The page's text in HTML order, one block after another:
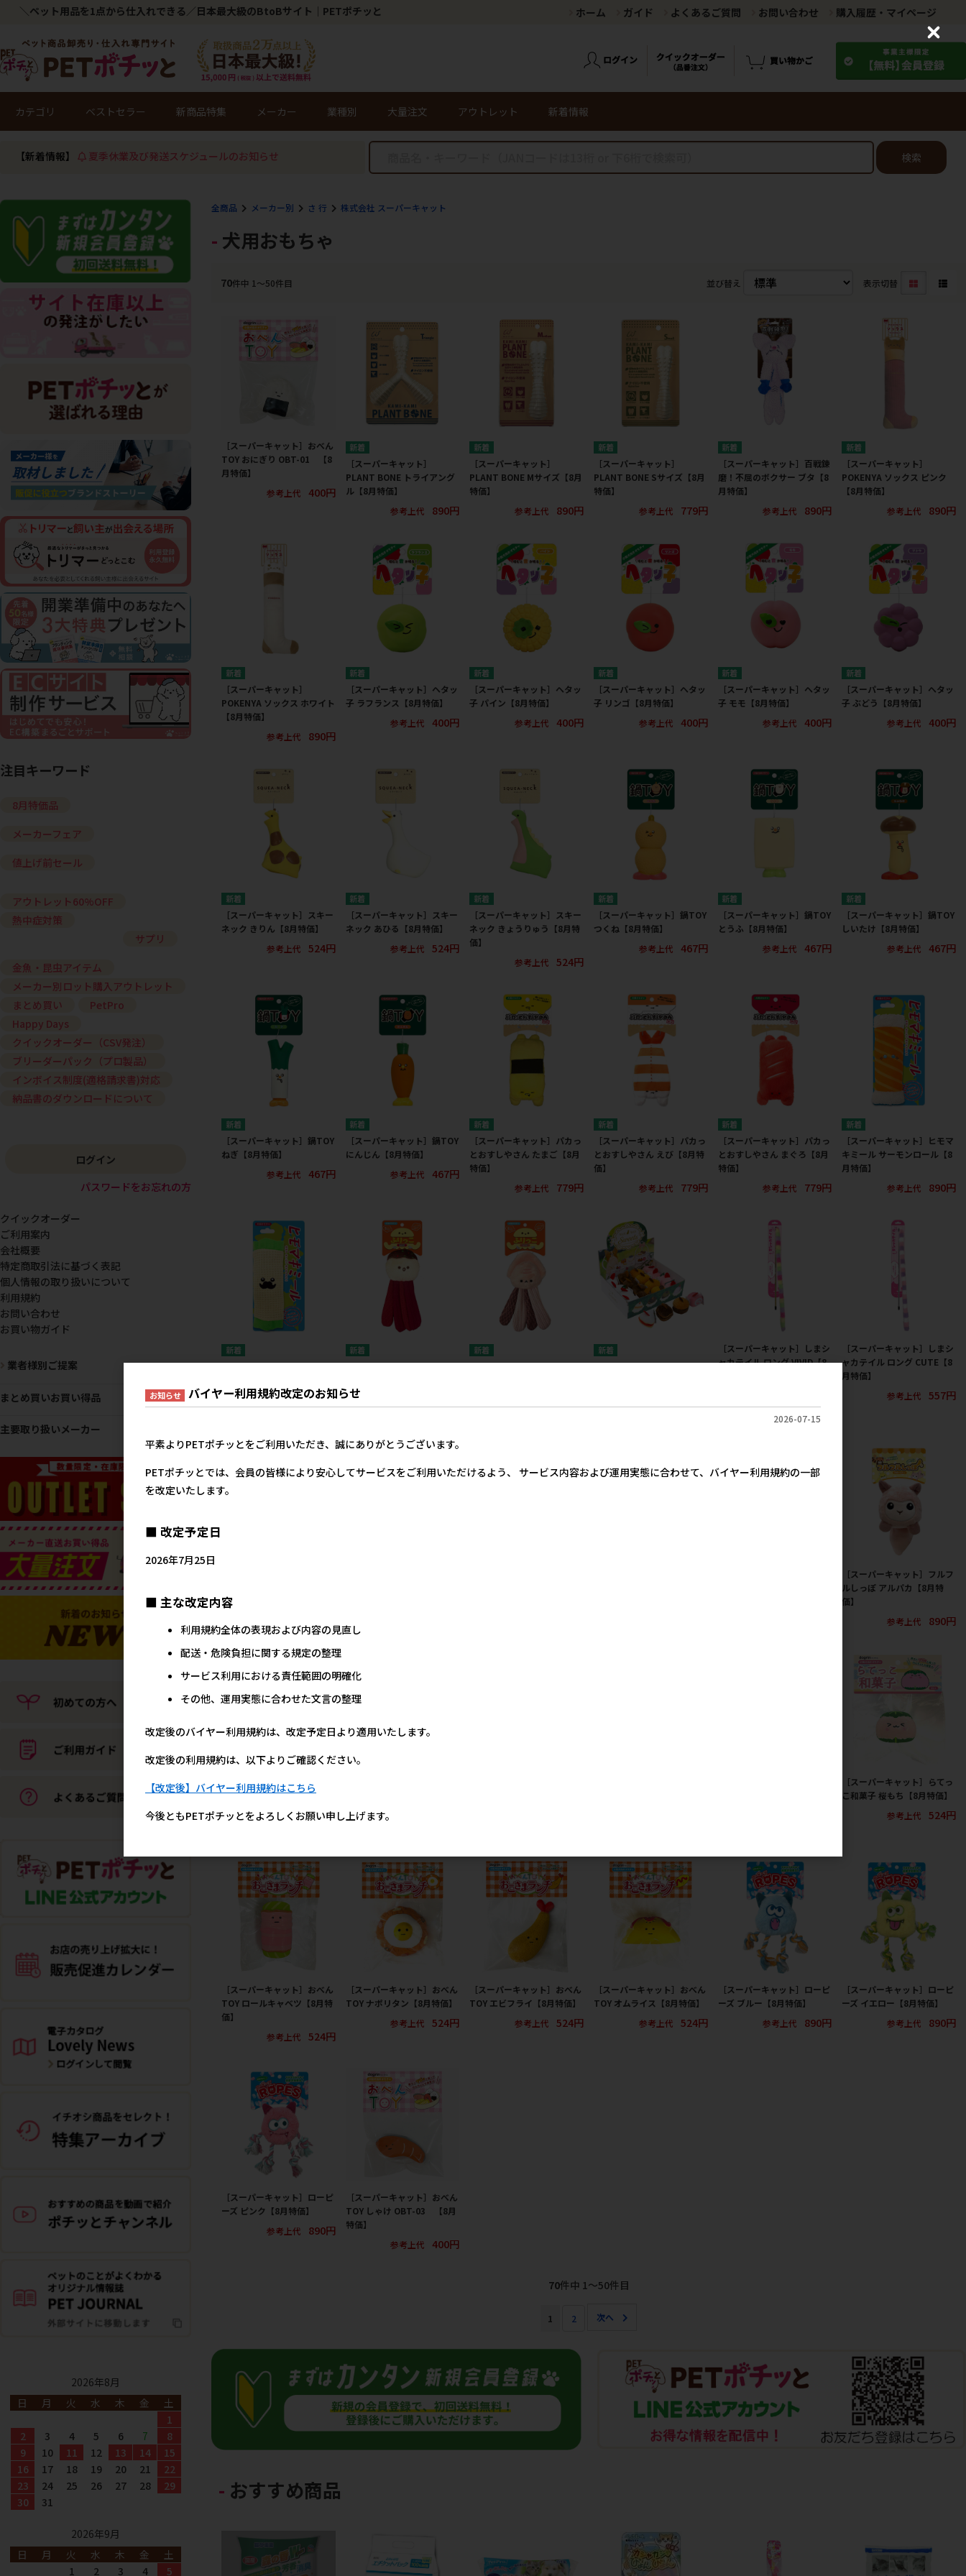
＼ペット用品を1点から仕入れできる／日本最大級のBtoBサイト｜PETポチッと ホーム ガイド よくあるご質問 お問い合わせ 購入履歴・マイページ
カテゴリ ベストセラー 新商品特集 メーカー 業種別 大量注文 アウトレット 新着情報
【新着情報】 夏季休業及び発送スケジュールのお知らせ 検索
全商品 メーカー別 さ 行 株式会社 スーパーキャット
犬用おもちゃ
70件中 1〜50件目 並び替え 表示切替
［スーパーキャット］おべん
TOY おにぎり OBT-01 【8
月特価】
参考上代
400円
［スーパーキャット］
PLANT BONE トライアング
ル【8月特価】
参考上代
890円
［スーパーキャット］
PLANT BONE Mサイズ【8月
特価】
参考上代
890円
［スーパーキャット］
PLANT BONE Sサイズ【8月
特価】
参考上代
779円
［スーパーキャット］百戦錬
磨！不屈のボクサー ブタ【8
月特価】
参考上代
890円
［スーパーキャット］
POKENYA ソックス ピンク
【8月特価】
参考上代
890円
［スーパーキャット］
POKENYA ソックス ホワイト
【8月特価】
参考上代
890円
［スーパーキャット］ヘタッ
子 ラフランス【8月特価】
参考上代
400円
［スーパーキャット］ヘタッ
子 パイン【8月特価】
参考上代
400円
［スーパーキャット］ヘタッ
子 リンゴ【8月特価】
参考上代
400円
［スーパーキャット］ヘタッ
子 モモ【8月特価】
参考上代
400円
［スーパーキャット］ヘタッ
子 ぶどう【8月特価】
参考上代
400円
［スーパーキャット］スキー
ネック きりん【8月特価】
参考上代
524円
［スーパーキャット］スキー
ネック あひる【8月特価】
参考上代
524円
［スーパーキャット］スキー
ネック きょうりゅう【8月特
価】
参考上代
524円
［スーパーキャット］鍋TOY
つくね【8月特価】
参考上代
467円
［スーパーキャット］鍋TOY
とうふ【8月特価】
参考上代
467円
［スーパーキャット］鍋TOY
しいたけ【8月特価】
参考上代
467円
［スーパーキャット］鍋TOY
ねぎ【8月特価】
参考上代
467円
［スーパーキャット］鍋TOY
にんじん【8月特価】
参考上代
467円
［スーパーキャット］パカっ
とおすしやさん たまご【8月
特価】
参考上代
779円
［スーパーキャット］パカっ
とおすしやさん えび【8月特
価】
参考上代
779円
［スーパーキャット］パカっ
とおすしやさん まぐろ【8月
特価】
参考上代
779円
［スーパーキャット］ヒモマ
キミール サーモンロール【8
月特価】
参考上代
890円
［スーパーキャット］ヒモマ
価】
［スーパーキャット］ふりっ
［スーパーキャット］ふりっ
［スーパーキャット］ワンワ
［スーパーキャット］しまシ
ャカテイル ロング VIVID【8
［スーパーキャット］しまシ
ャカテイル ロング CUTE【8
月特価】
参考上代
557円
価】
［スーパーキャット］フルフ
ルしっぽ アルパカ【8月特
価】
参考上代
890円
［スーパーキャット］フルフ
ルしっぽ キツネ【8月特価】
参考上代 890円
月特価】
［スーパーキャット］らてっ
こ和菓子 桜もち【8月特価】
参考上代
524円
［スーパーキャット］おべん
TOY ロールキャベツ【8月特
価】
参考上代
524円
［スーパーキャット］おべん
TOY ナポリタン【8月特価】
参考上代
524円
［スーパーキャット］おべん
TOY エビフライ【8月特価】
参考上代
524円
［スーパーキャット］おべん
TOY オムライス【8月特価】
参考上代
524円
［スーパーキャット］ローピ
ーズ ブルー【8月特価】
参考上代
890円
［スーパーキャット］ローピ
ーズ イエロー【8月特価】
参考上代
890円
［スーパーキャット］ローピ
ーズ ピンク【8月特価】
参考上代
890円
［スーパーキャット］おべん
TOY しゃけ OBT-03 【8月
特価】
参考上代
400円
70件中 1〜50件目
1 2
おすすめ商品
注目キーワード
8月特価品
メーカーフェア
値上げ前セール
アウトレット60%OFF
熱中症対策
サプリ
金魚・昆虫アイテム
メーカー別ロット購入アウトレット
まとめ買い
PetPro
Happy Days
クイックオーダー（CSV発注）
ブリーダーパック（プロ製品）
インボイス制度(適格請求書)対応
納品書のダウンロードについて
ログイン
パスワードをお忘れの方
クイックオーダー
ご利用案内
会社概要
特定商取引法に基づく表記
個人情報の取り扱いについて
利用規約
お問い合わせ
お買い物ガイド
業者様別ご提案
まとめ買いお買い得品
主要取り扱いメーカー
2026年8月
日
月 火 水 木 金
土
1
2
3 4 5 6 7
8
9
10 11 12 13 14
15
16
17 18 19 20 21
22
23
24 25 26 27 28
29
30
31
2026年9月
日
月 火 水 木 金
土
1
2 3 4 5
お知らせ バイヤー利用規約改定のお知らせ
2026-07-15
平素よりPETポチッとをご利用いただき、誠にありがとうございます。
PETポチッとでは、会員の皆様により安心してサービスをご利用いただけるよう、 サービス内容および運用実態に合わせて、バイヤー利用規約の一部
を改定いたします。
■ 改定予定日
2026年7月25日
■ 主な改定内容
利用規約全体の表現および内容の見直し
配送・危険負担に関する規定の整理
サービス利用における責任範囲の明確化
その他、運用実態に合わせた文言の整理
改定後のバイヤー利用規約は、改定予定日より適用いたします。
改定後の利用規約は、以下よりご確認ください。
【改定後】バイヤー利用規約はこちら
今後ともPETポチッとをよろしくお願い申し上げます。
C
o
s
e